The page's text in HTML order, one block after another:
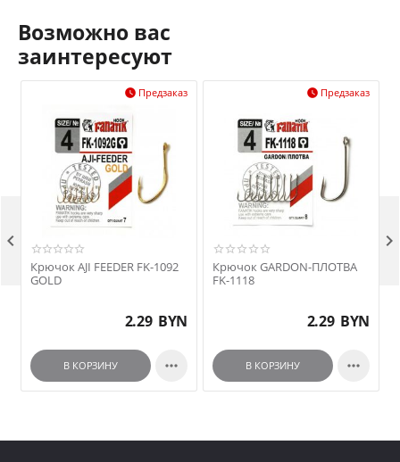
Возможно вас
заинтересуют
Предзаказ

Крючок AJI FEEDER FK-1092
GOLD
2.29 BYN
В КОРЗИНУ 
Предзаказ

Крючок GARDON-ПЛОТВА
FK-1118
2.29 BYN
В КОРЗИНУ 
 